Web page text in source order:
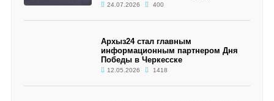
24.07.2026 400
Архыз24 стал главным
информационным партнером Дня
Победы в Черкесске
12.05.2026 1418